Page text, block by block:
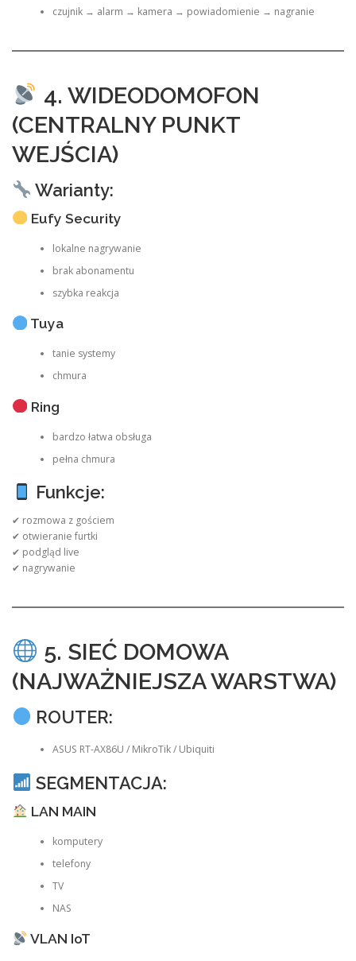
czujnik → alarm → kamera → powiadomienie → nagranie
4. WIDEODOMOFON
(CENTRALNY PUNKT
WEJŚCIA)
Warianty:
Eufy Security
lokalne nagrywanie
brak abonamentu
szybka reakcja
Tuya
tanie systemy
chmura
Ring
bardzo łatwa obsługa
pełna chmura
Funkcje:
✔ rozmowa z gościem
✔ otwieranie furtki
✔ podgląd live
✔ nagrywanie
5. SIEĆ DOMOWA
(NAJWAŻNIEJSZA WARSTWA)
ROUTER:
ASUS RT-AX86U / MikroTik / Ubiquiti
SEGMENTACJA:
LAN MAIN
komputery
telefony
TV
NAS
VLAN IoT